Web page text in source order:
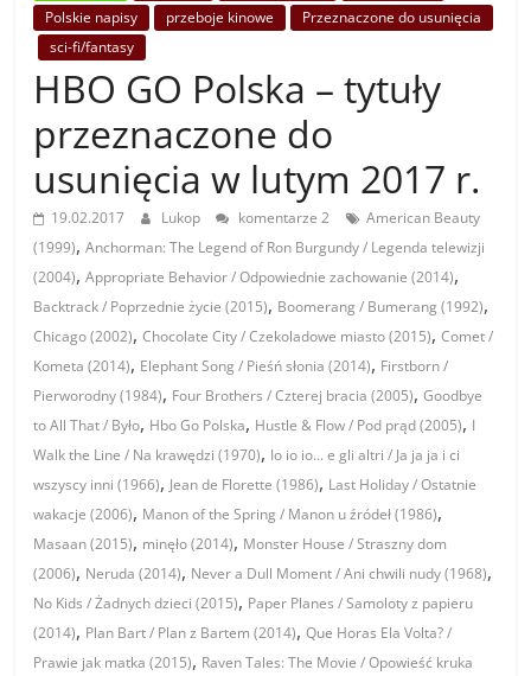
Polskie napisy
przeboje kinowe
Przeznaczone do usunięcia
sci-fi/fantasy
HBO GO Polska – tytuły
przeznaczone do
usunięcia w lutym 2017 r.
19.02.2017 Lukop komentarze 2
American Beauty
(1999),Anchorman: The Legend of Ron Burgundy / Legenda telewizji
(2004),Appropriate Behavior / Odpowiednie zachowanie (2014),
Backtrack / Poprzednie życie (2015), Boomerang / Bumerang (1992),
Chicago (2002),Chocolate City / Czekoladowe miasto (2015),Comet /
Kometa (2014), Elephant Song / Pieśń słonia (2014), Firstborn /
Pierworodny (1984), Four Brothers / Czterej bracia (2005),Goodbye
to All That / Było, Hbo Go Polska, Hustle & Flow / Pod prąd (2005), I
Walk the Line / Na krawędzi (1970), Io io io... e gli altri / Ja ja ja i ci
wszyscy inni (1966), Jean de Florette (1986), Last Holiday / Ostatnie
wakacje (2006), Manon of the Spring / Manon u źródeł (1986),
Masaan (2015), minęło (2014), Monster House / Straszny dom
(2006), Neruda (2014), Never a Dull Moment / Ani chwili nudy (1968),
No Kids / Żadnych dzieci (2015), Paper Planes / Samoloty z papieru
(2014), Plan Bart / Plan z Bartem (2014),Que Horas Ela Volta? /
Prawie jak matka (2015), Raven Tales: The Movie / Opowieść kruka